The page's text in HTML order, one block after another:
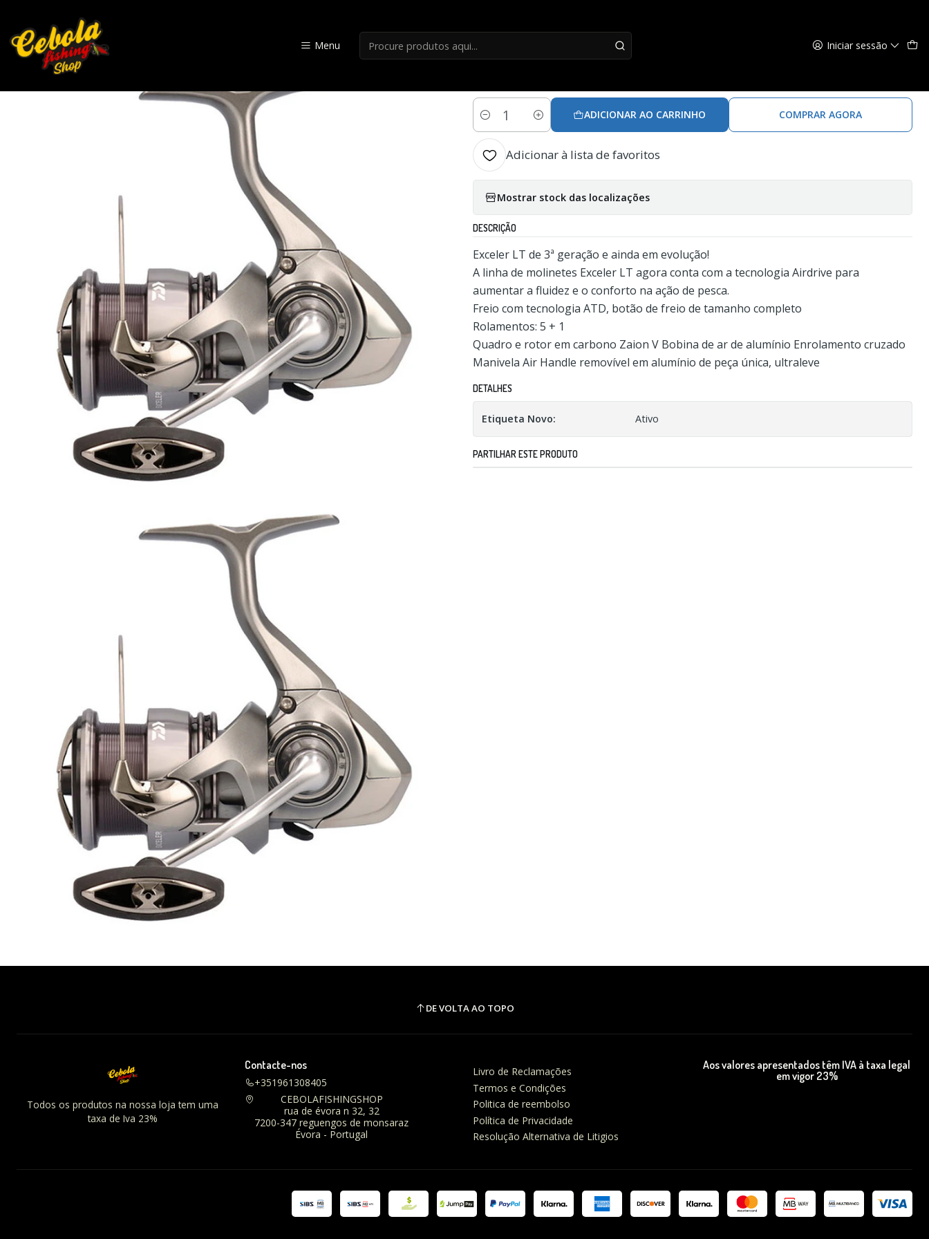
Menu Iniciar sessão
|
Quantidade
ADICIONAR AO CARRINHO COMPRAR AGORA
Adicionar à lista de favoritos
Mostrar stock das localizações
DESCRIÇÃO
Exceler LT de 3ª geração e ainda em evolução!
A linha de molinetes Exceler LT agora conta com a tecnologia Airdrive para
aumentar a fluidez e o conforto na ação de pesca.
Freio com tecnologia ATD, botão de freio de tamanho completo
Rolamentos: 5 + 1
Quadro e rotor em carbono Zaion V Bobina de ar de alumínio Enrolamento cruzado
Manivela Air Handle removível em alumínio de peça única, ultraleve
DETALHES
Etiqueta Novo: Ativo
PARTILHAR ESTE PRODUTO
DE VOLTA AO TOPO
Todos os produtos na nossa loja tem uma
taxa de Iva 23%
Contacte-nos
+351961308405
CEBOLAFISHINGSHOP
rua de évora n 32, 32
7200-347 reguengos de monsaraz
Évora - Portugal
Livro de Reclamações
Termos e Condições
Politica de reembolso
Política de Privacidade
Resolução Alternativa de Litigios
Aos valores apresentados têm IVA à taxa legal
em vigor 23%